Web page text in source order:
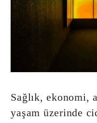
Sağlık, ekonomi,
yaşam üzerinde